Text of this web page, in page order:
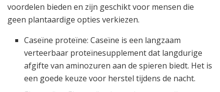
voordelen bieden en zijn geschikt voor mensen die
geen plantaardige opties verkiezen.
Caseïne proteïne: Caseïne is een langzaam
verteerbaar proteïnesupplement dat langdurige
afgifte van aminozuren aan de spieren biedt. Het is
een goede keuze voor herstel tijdens de nacht.